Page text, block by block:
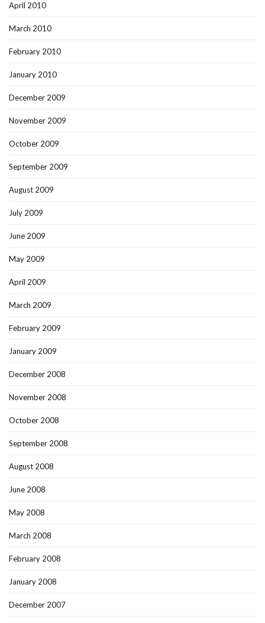
April 2010
March 2010
February 2010
January 2010
December 2009
November 2009
October 2009
September 2009
August 2009
July 2009
June 2009
May 2009
April 2009
March 2009
February 2009
January 2009
December 2008
November 2008
October 2008
September 2008
August 2008
June 2008
May 2008
March 2008
February 2008
January 2008
December 2007